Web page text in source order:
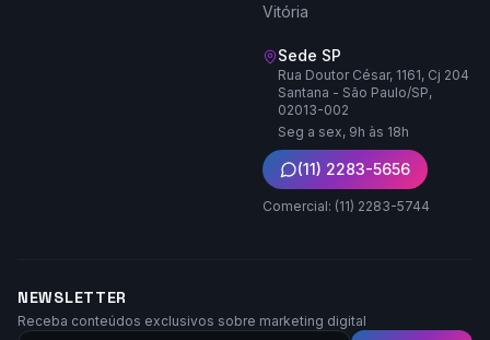
Vitória
Sede SP
Rua Doutor César, 1161, Cj 204
Santana - São Paulo/SP,
02013-002
Seg a sex, 9h às 18h
(11) 2283-5656
Comercial: (11) 2283-5744
NEWSLETTER
Receba conteúdos exclusivos sobre marketing digital